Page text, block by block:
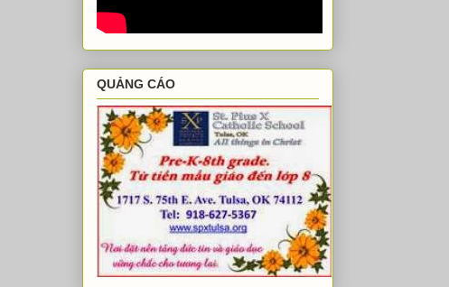
QUẢNG CÁO